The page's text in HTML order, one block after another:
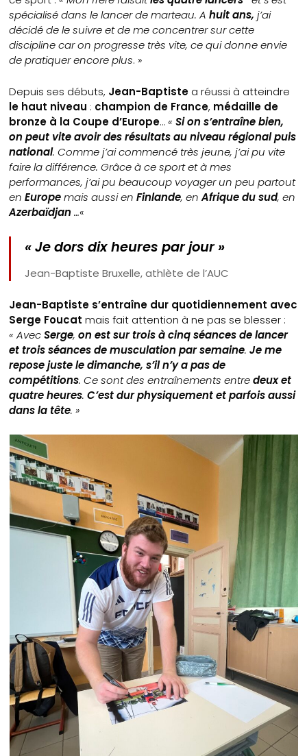
spécialisé dans le lancer de marteau. Ahuit ans, j’ai
décidé de le suivre et de me concentrer sur cette
discipline car on progresse très vite, ce qui donne envie
de pratiquer encore plus. »
Depuis ses débuts, Jean-Baptiste a réussi à atteindre
le haut niveau : champion de France, médaille de
bronze à la Coupe d’Europe…«Si on s’entraîne bien,
on peut vite avoir des résultats au niveau régional puis
national. Comme j’ai commencé très jeune, j’ai pu vite
faire la différence. Grâce à ce sport et à mes
performances, j’ai pu beaucoup voyager un peu partout
enEuropemais aussi enFinlande, enAfrique du sud, en
Azerbaïdjan …«
« Je dors dix heures par jour »
Jean-Baptiste Bruxelle, athlète de l’AUC
Jean-Baptiste s’entraîne dur quotidiennement avec
Serge Foucat mais fait attention à ne pas se blesser :
« AvecSerge,on est sur trois à cinq séances de lancer
et trois séances de musculation par semaine.Je me
repose juste le dimanche, s’il n’y a pas de
compétitions. Ce sont des entraînements entredeux et
quatre heures.C’est dur physiquement et parfois aussi
dans la tête. »